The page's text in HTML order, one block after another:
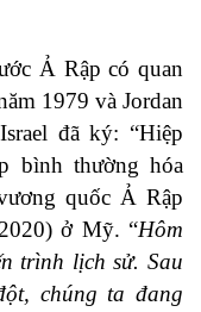
Ả Rập có quan
1979 và Jordan
đã ký: “Hiệp
bình thường hóa
quốc Ả Rập
ở Mỹ. “Hôm
trình lịch sử. Sau
chúng ta đang